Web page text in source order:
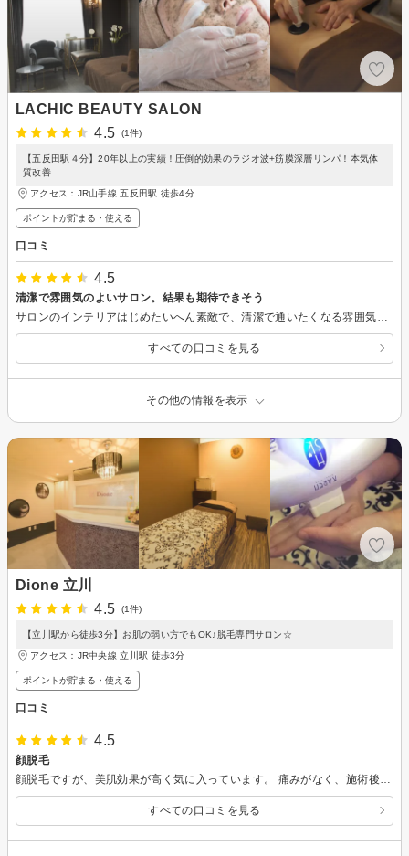
LACHIC BEAUTY SALON
4.5
(1件)
【五反田駅４分】20年以上の実績！圧倒的効果のラジオ波+筋膜深層リンパ！本気体
質改善
アクセス：JR山手線 五反田駅 徒歩4分
ポイントが貯まる・使える
口コミ
4.5
清潔で雰囲気のよいサロン。結果も期待できそう
すべての口コミを見る
その他の情報を表示
Dione 立川
4.5
(1件)
【立川駅から徒歩3分】お肌の弱い方でもOK♪脱毛専門サロン☆
アクセス：JR中央線 立川駅 徒歩3分
ポイントが貯まる・使える
口コミ
4.5
顔脱毛
すべての口コミを見る